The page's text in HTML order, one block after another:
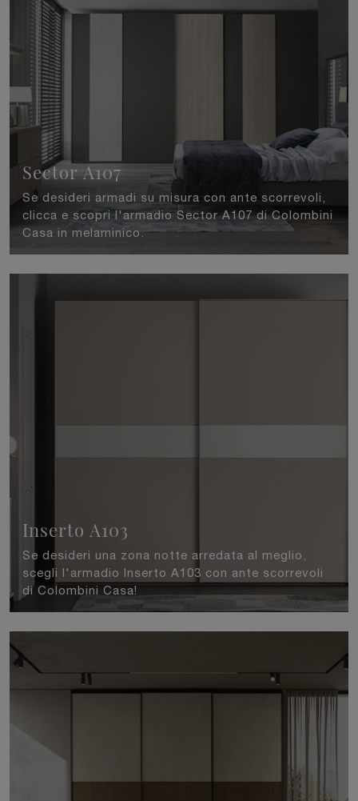
Sector A107
Se desideri armadi su misura con ante scorrevoli,
clicca e scopri l'armadio Sector A107 di Colombini
Casa in melaminico.
Inserto A103
Se desideri una zona notte arredata al meglio,
scegli l'armadio Inserto A103 con ante scorrevoli
di Colombini Casa!